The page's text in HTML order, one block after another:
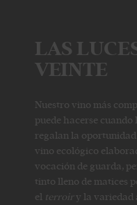
LAS
VEINTE
Nuestro vino más
puede hacerse
regalan la
vino ecológico
vocación de guarda,
tinto lleno de matices
el terroir y la variedad